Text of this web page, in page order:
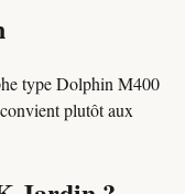
type Dolphin M400
plutôt aux